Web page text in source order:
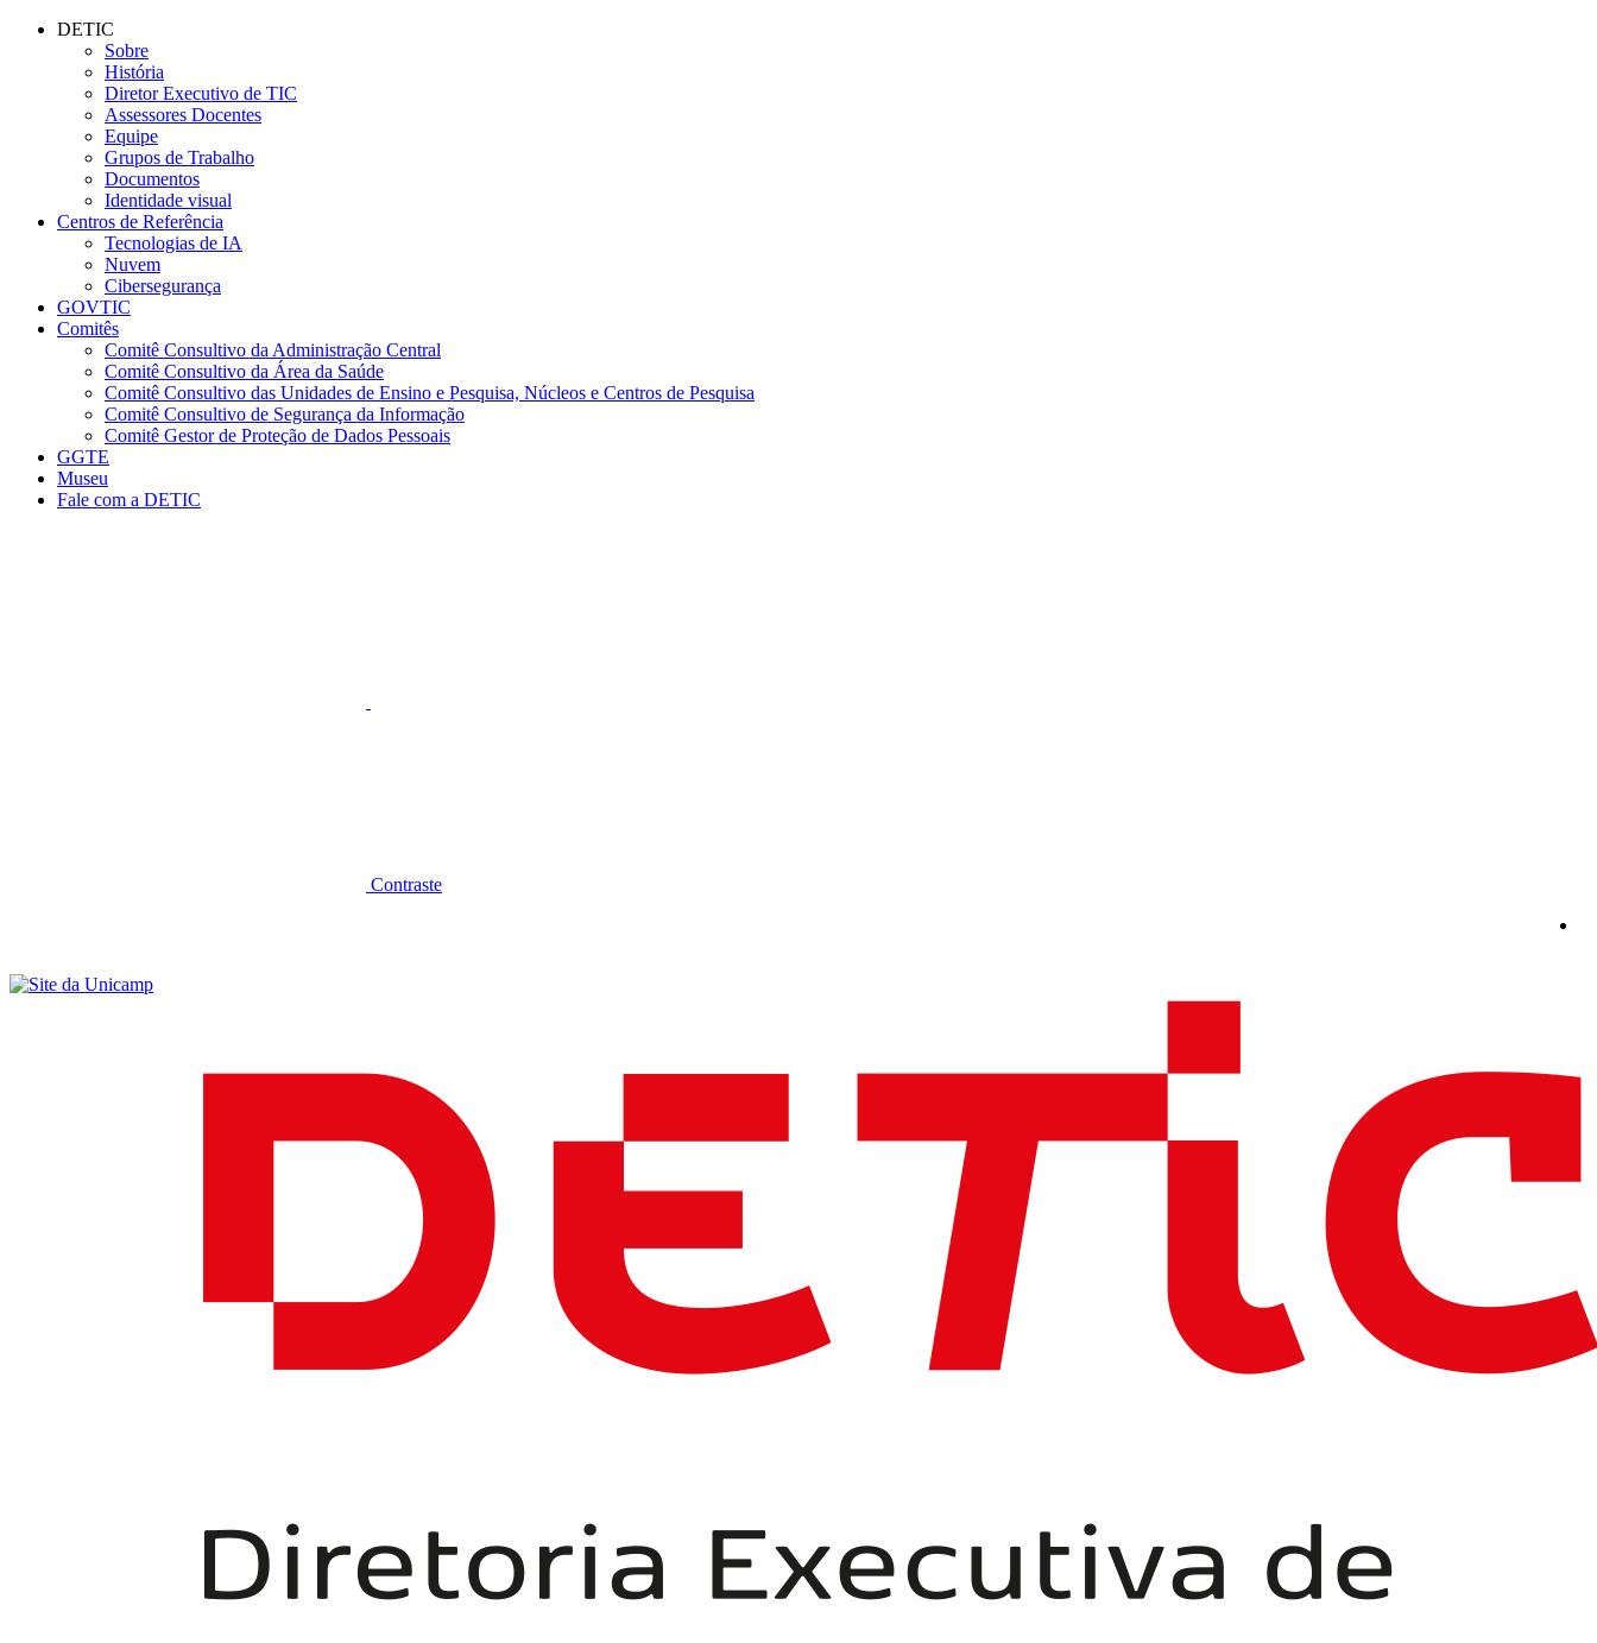
Conteúdo principal
DETIC
Sobre
História
Diretor Executivo de TIC
Assessores Docentes
Equipe
Grupos de Trabalho
Documentos
Identidade visual
Centros de Referência
Tecnologias de IA
Nuvem
Cibersegurança
GOVTIC
Comitês
Comitê Consultivo da Administração Central
Comitê Consultivo da Área da Saúde
Comitê Consultivo das Unidades de Ensino e Pesquisa, Núcleos e Centros de Pesquisa
Comitê Consultivo de Segurança da Informação
Comitê Gestor de Proteção de Dados Pessoais
GGTE
Museu
Fale com a DETIC
Contraste